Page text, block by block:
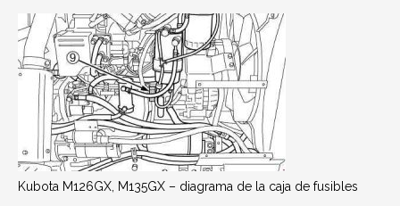
Kubota M126GX, M135GX – diagrama de la caja de fusibles